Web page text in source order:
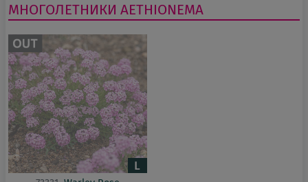
МНОГОЛЕТНИКИ AETHIONEMA